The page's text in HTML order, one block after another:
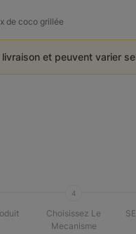
de coco grillée
et peuvent varier
4
Choisissez Le
Mecanisme